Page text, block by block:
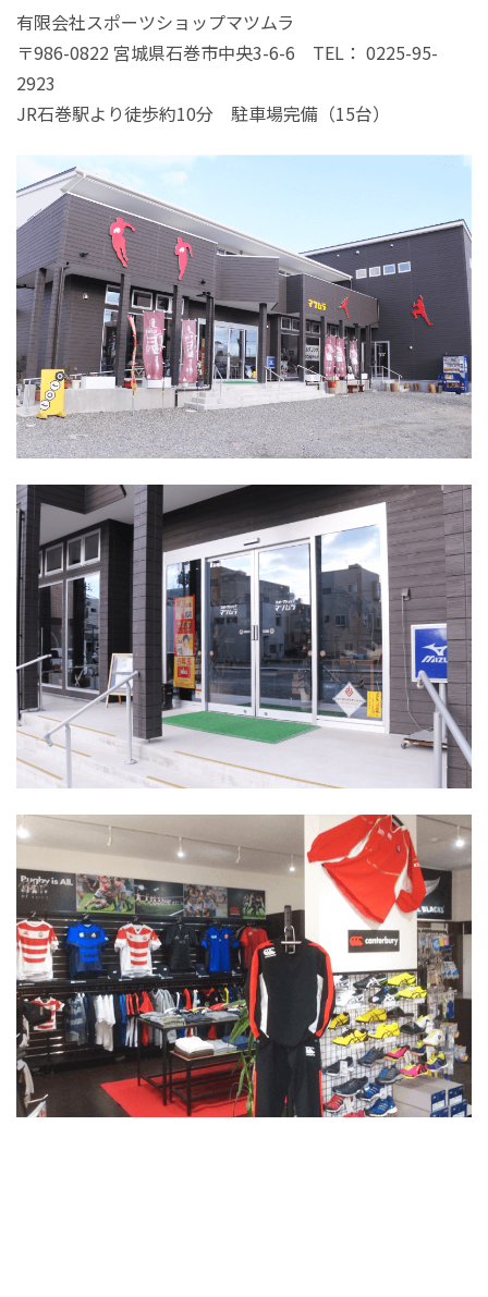
有限会社スポーツショップマツムラ
〒986-0822 宮城県石巻市中央3-6-6 TEL： 0225-95-
2923
JR石巻駅より徒歩約10分 駐車場完備（15台）